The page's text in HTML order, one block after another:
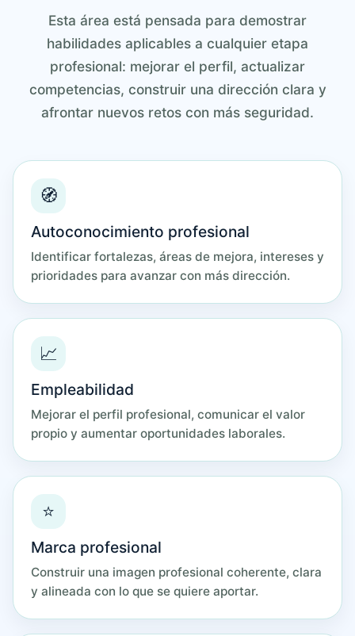
Esta área está pensada para demostrar
habilidades aplicables a cualquier etapa
profesional: mejorar el perfil, actualizar
competencias, construir una dirección clara y
afrontar nuevos retos con más seguridad.
🧭
Autoconocimiento profesional
Identificar fortalezas, áreas de mejora, intereses y
prioridades para avanzar con más dirección.
📈
Empleabilidad
Mejorar el perfil profesional, comunicar el valor
propio y aumentar oportunidades laborales.
⭐
Marca profesional
Construir una imagen profesional coherente, clara
y alineada con lo que se quiere aportar.